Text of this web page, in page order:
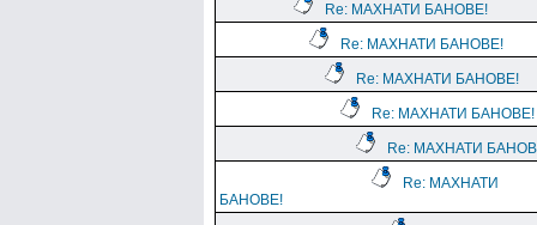
Re: МАХНАТИ БАНОВЕ!
Re: МАХНАТИ БАНОВЕ!
Re: МАХНАТИ БАНОВЕ!
Re: МАХНАТИ БАНОВЕ!
Re: МАХНАТИ
Re: МАХНАТИ
БАНОВЕ!